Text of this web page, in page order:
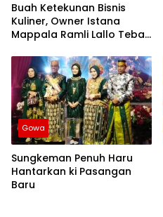
Buah Ketekunan Bisnis
Kuliner, Owner Istana
Mappala Ramli Lallo Tebar
Gowa
Gowa
Sungkeman Penuh Haru
Hantarkan ki Pasangan
Baru